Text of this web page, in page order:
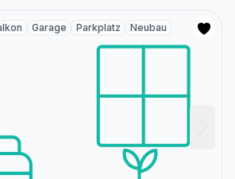
Garage Parkplatz Neubau